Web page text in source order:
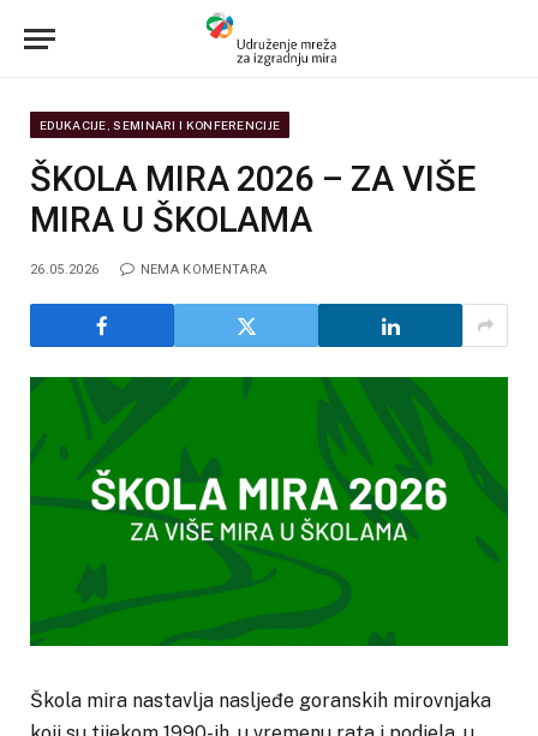
EDUKACIJE, SEMINARI I KONFERENCIJE
ŠKOLA MIRA 2026 – ZA VIŠE
MIRA U ŠKOLAMA
26.05.2026 NEMA KOMENTARA
Škola mira nastavlja nasljeđe goranskih mirovnjaka